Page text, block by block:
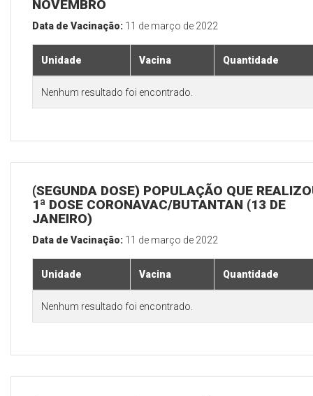
NOVEMBRO
Data de Vacinação: 11 de março de 2022
Unidade Vacina Quantidade
Nenhum resultado foi encontrado.
(SEGUNDA DOSE) POPULAÇÃO QUE
1ª DOSE CORONAVAC/BUTANTAN (13 DE
JANEIRO)
Data de Vacinação: 11 de março de 2022
Unidade Vacina Quantidade
Nenhum resultado foi encontrado.